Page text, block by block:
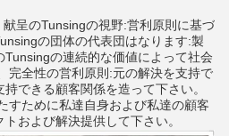
呈のTunsingの視野:営利原則に基づ
の団体の代表団はなります:製
の連続的な価値によって社会
完全性の営利原則:元の解決を支持で
できる顧客関係を造って下さい。
すために私達自身および私達の顧客
および解決提供して下さい。